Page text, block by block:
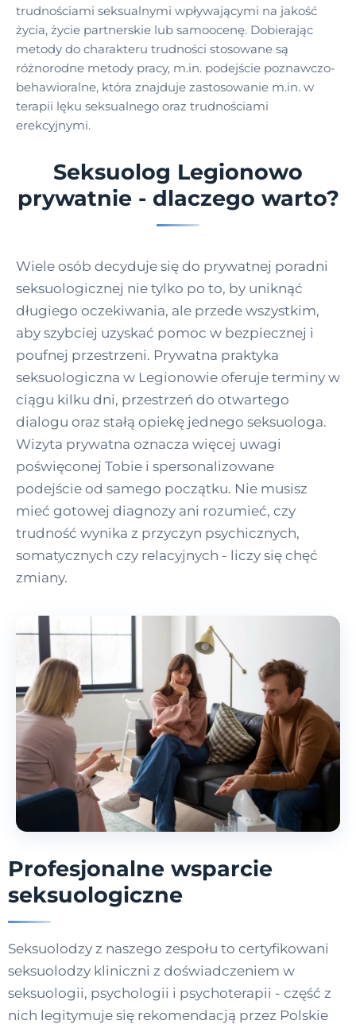
trudnościami seksualnymi wpływającymi na jakość
życia, życie partnerskie lub samoocenę. Dobierając
metody do charakteru trudności stosowane są
różnorodne metody pracy, m.in. podejście poznawczo-
behawioralne, która znajduje zastosowanie m.in. w
terapii lęku seksualnego oraz trudnościami
erekcyjnymi.
Seksuolog Legionowo
prywatnie - dlaczego warto?
Wiele osób decyduje się do prywatnej poradni
seksuologicznej nie tylko po to, by uniknąć
długiego oczekiwania, ale przede wszystkim,
aby szybciej uzyskać pomoc w bezpiecznej i
poufnej przestrzeni. Prywatna praktyka
seksuologiczna w Legionowie oferuje terminy w
ciągu kilku dni, przestrzeń do otwartego
dialogu oraz stałą opiekę jednego seksuologa.
Wizyta prywatna oznacza więcej uwagi
poświęconej Tobie i spersonalizowane
podejście od samego początku. Nie musisz
mieć gotowej diagnozy ani rozumieć, czy
trudność wynika z przyczyn psychicznych,
somatycznych czy relacyjnych - liczy się chęć
zmiany.
Profesjonalne wsparcie
seksuologiczne
Seksuolodzy z naszego zespołu to certyfikowani
seksuolodzy kliniczni z doświadczeniem w
seksuologii, psychologii i psychoterapii - część z
nich legitymuje się rekomendacją przez Polskie